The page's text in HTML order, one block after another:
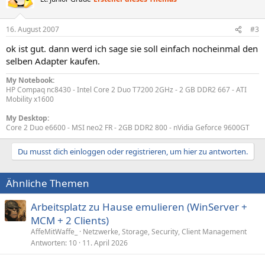
16. August 2007 #3
ok ist gut. dann werd ich sage sie soll einfach nocheinmal den
selben Adapter kaufen.
My Notebook:
HP Compaq nc8430 - Intel Core 2 Duo T7200 2GHz - 2 GB DDR2 667 - ATI
Mobility x1600
My Desktop:
Core 2 Duo e6600 - MSI neo2 FR - 2GB DDR2 800 - nVidia Geforce 9600GT
Du musst dich einloggen oder registrieren, um hier zu antworten.
Ähnliche Themen
Arbeitsplatz zu Hause emulieren (WinServer +
MCM + 2 Clients)
AffeMitWaffe_
Netzwerke, Storage, Security, Client Management
Antworten 10 11. April 2026